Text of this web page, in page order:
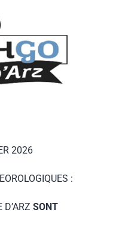
2026
:
D’ARZ SONT